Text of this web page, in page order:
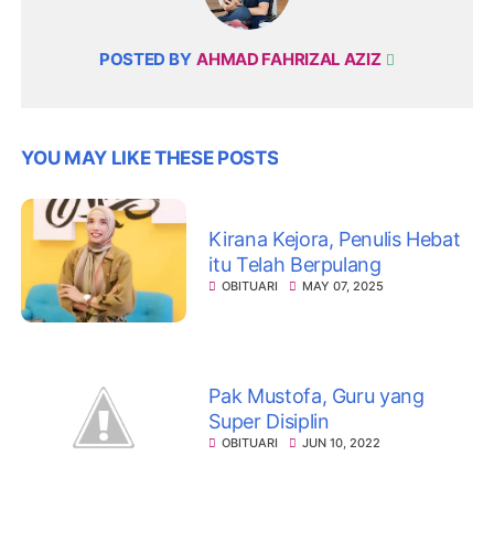
POSTED BY AHMAD FAHRIZAL AZIZ
YOU MAY LIKE THESE POSTS
Kirana Kejora, Penulis Hebat
itu Telah Berpulang
OBITUARI MAY 07, 2025
Pak Mustofa, Guru yang
Super Disiplin
OBITUARI JUN 10, 2022